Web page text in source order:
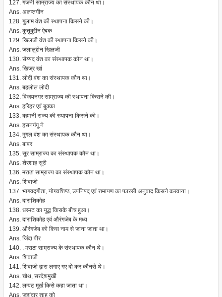
127. गजनी साम्राज्य का संस्थापक कौन था।
Ans. अलप्तगीन
128. गुलाम वंश की स्थापना किसने की।
Ans. कुतुबुद्दीन ऐबक
129. खिलजी वंश की स्थापना किसने की।
Ans. जलालुद्दीन खिलजी
130. सैय्यद वंश का संस्थापक कौन था।
Ans. खिज्र खां
131. लोदी वंश का संस्थापक कौन था।
Ans. बहलोल लोदी
132. विजयनगर साम्राज्य की स्थापना किसने की।
Ans. हरिहर एवं बुक्का
133. बहमनी राज्य की स्थापना किसने की।
Ans. हसनगंगू ने
134. मुगल वंश का संस्थापक कौन था।
Ans. बाबर
135. सूर साम्राज्य का संस्थापक कौन था।
Ans. शेरशाह सूरी
136. मराठा साम्राज्य का संस्थापक कौन था।
Ans. शिवाजी
137. भागवद्गीता, योगवशिष्ठ, उपनिषद् एवं रामायण का फारसी अनुवाद किसने करवाया।
Ans. दाराशिकोह
138. धरमट का युद्ध किसके बीच हुआ।
Ans. दाराशिकोह एवं औरंगजेब के मध्य
139. औरंगजेब को किस नाम से जाना जाता था।
Ans. जिंदा पीर
140. . मराठा साम्राज्य के संस्थापक कौन थे।
Ans. शिवाजी
141. शिवाजी द्वारा लगाए गए दो कर कौनसे थे।
Ans. चौथ, सरदेशमुखी
142. लम्पट मूर्ख किसे कहा जाता था।
Ans. जहांदार शाह को